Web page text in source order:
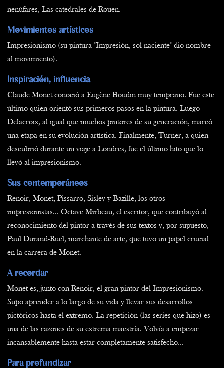
nenúfares, Las catedrales de Rouen.
Movimientos artísticos
Impresionismo (su pintura "Impresión, sol naciente" dio nombre
al movimiento).
Inspiración, influencia
Claude Monet conoció a Eugène Boudin muy temprano. Fue este
último quien orientó sus primeros pasos en la pintura. Luego
Delacroix, al igual que muchos pintores de su generación, marcó
una etapa en su evolución artística. Finalmente, Turner, a quien
descubrió durante un viaje a Londres, fue el último hito que lo
llevó al impresionismo.
Sus contemporáneos
Renoir, Monet, Pissarro, Sisley y Bazille, los otros
impresionistas... Octave Mirbeau, el escritor, que contribuyó al
reconocimiento del pintor a través de sus textos y, por supuesto,
Paul Durand-Ruel, marchante de arte, que tuvo un papel crucial
en la carrera de Monet.
A recordar
Monet es, junto con Renoir, el gran pintor del Impresionismo.
Supo aprender a lo largo de su vida y llevar sus desarrollos
pictóricos hasta el extremo. La repetición (las series que hizo) es
una de las razones de su extrema maestría. Volvía a empezar
incansablemente hasta estar completamente satisfecho...
Para profundizar